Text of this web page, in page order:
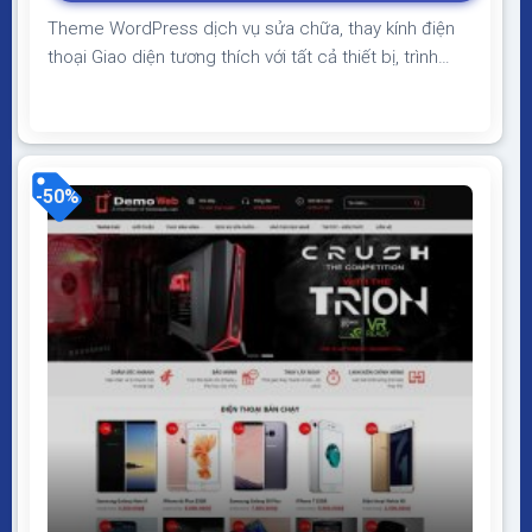
Theme WordPress dịch vụ sửa chữa, thay kính điện
thoại Giao diện tương thích với tất cả thiết bị, trình
Thiết kế chuẩn SEO, load nhanh nhẹ tối ưu với các
công cụ tìm kiếm Theme sạch hoàn...
-50%